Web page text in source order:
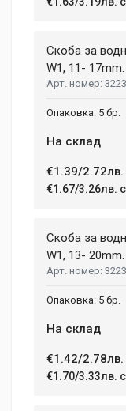
CHARGE TIME
Dimensions
207 mm
12 April, 2018
Aenean non lorem
tincidunt ex semper
congue feugiat ac,
mollis, volutpat tellus
Helena Garcia
2 January, 2018
hendrerit eros
Write A
Скоба за
W1, 11- 17mm.
5 бр.
На склад
€1.39/2.72лв.
€1.67/3.26лв.
Скоба за
W1, 13- 20mm.
5 бр.
На склад
€1.42/2.78лв.
€1.70/3.33лв.